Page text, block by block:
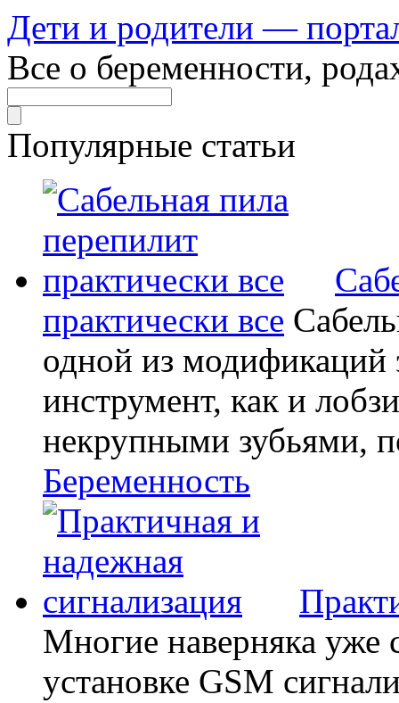
Дети и родители —
Все о беременности,
Популярные статьи
практически все
одной из модификаций
инструмент, как и
некрупными зубьями,
Беременность
Многие наверняка уже
установке GSM